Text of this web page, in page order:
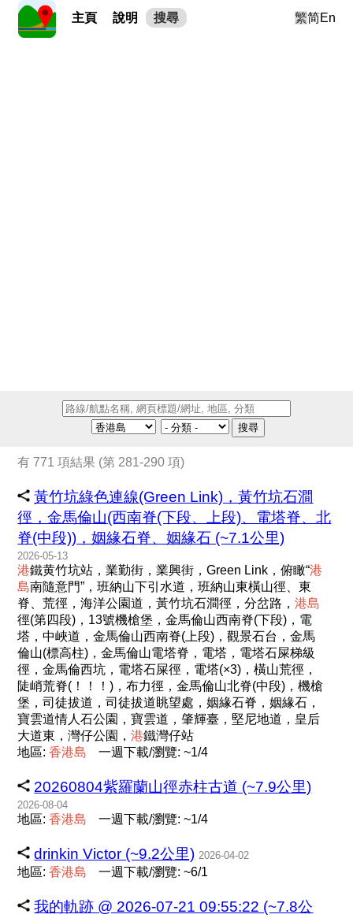
主頁 說明 搜尋 繁简En
搜尋
有 771 項結果 (第 281-290 項)
黃竹坑綠色連線(Green Link)，黃竹坑石澗
徑，金馬倫山(西南脊(下段、上段)、電塔脊、北
脊(中段))，姻緣石脊、姻緣石 (~7.1公里)
2026-05-13
港鐵黄竹坑站，業勤街，業興街，Green Link，俯瞰“港
島南隨意門”，班納山下引水道，班納山東橫山徑、東
脊、荒徑，海洋公園道，黃竹坑石澗徑，分岔路，港島
徑(第四段)，13號機槍堡，金馬倫山西南脊(下段)，電
塔，中峽道，金馬倫山西南脊(上段)，觀景石台，金馬
倫山(標高柱)，金馬倫山電塔脊，電塔，電塔石屎梯級
徑，金馬倫西坑，電塔石屎徑，電塔(×3)，橫山荒徑，
陡峭荒脊(！！！)，布力徑，金馬倫山北脊(中段)，機槍
堡，司徒拔道，司徒拔道眺望處，姻緣石脊，姻緣石，
寶雲道情人石公園，寶雲道，肇輝臺，堅尼地道，皇后
大道東，灣仔公園，港鐵灣仔站
地區:香港島 一週下載/瀏覽: ~1/4
20260804紫羅蘭山徑赤柱古道 (~7.9公里)
2026-08-04
地區:香港島 一週下載/瀏覽: ~1/4
drinkin Victor (~9.2公里) 2026-04-02
地區:香港島 一週下載/瀏覽: ~6/1
我的軌跡 @ 2026-07-21 09:55:22 (~7.8公